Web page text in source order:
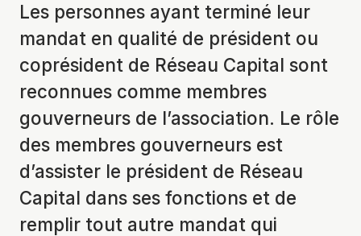
Les personnes ayant terminé leur
mandat en qualité de président ou
coprésident de Réseau Capital sont
reconnues comme membres
gouverneurs de l’association. Le rôle
des membres gouverneurs est
d’assister le président de Réseau
Capital dans ses fonctions et de
remplir tout autre mandat qui